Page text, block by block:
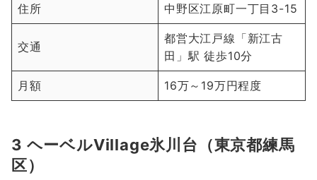
住所 中野区江原町一丁目3-15
交通
都営大江戸線「新江古
田」駅 徒歩10分
月額 16万～19万円程度
3 ヘーベルVillage氷川台（東京都練馬
区）